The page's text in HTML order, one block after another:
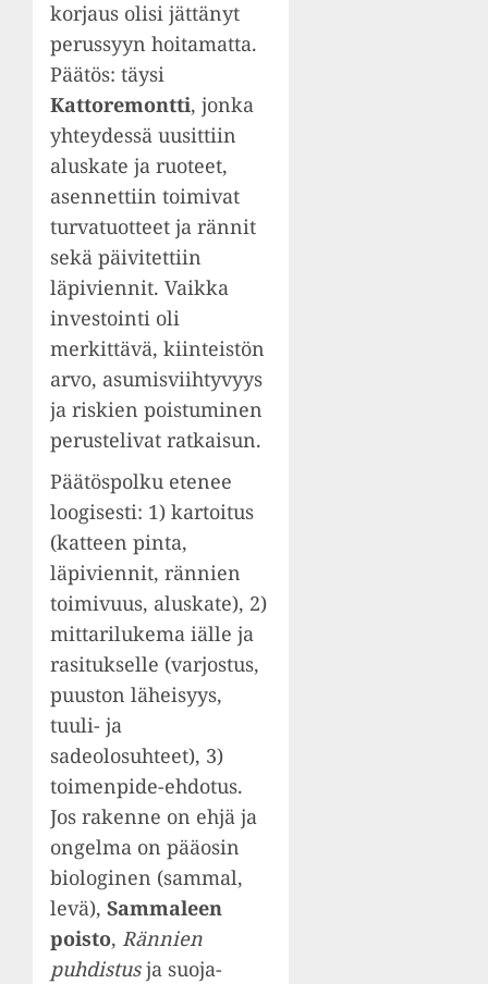
korjaus olisi jättänyt
perussyyn hoitamatta.
Päätös: täysi
Kattoremontti, jonka
yhteydessä uusittiin
aluskate ja ruoteet,
asennettiin toimivat
turvatuotteet ja rännit
sekä päivitettiin
läpiviennit. Vaikka
investointi oli
merkittävä, kiinteistön
arvo, asumisviihtyvyys
ja riskien poistuminen
perustelivat ratkaisun.
Päätöspolku etenee
loogisesti: 1) kartoitus
(katteen pinta,
läpiviennit, rännien
toimivuus, aluskate), 2)
mittarilukema iälle ja
rasitukselle (varjostus,
puuston läheisyys,
tuuli- ja
sadeolosuhteet), 3)
toimenpide-ehdotus.
Jos rakenne on ehjä ja
ongelma on pääosin
biologinen (sammal,
levä), Sammaleen
poisto, Rännien
puhdistusja suoja-